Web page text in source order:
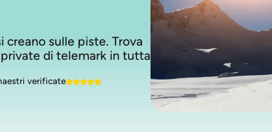
creano sulle piste. Trova
di telemark in tutta
verificate